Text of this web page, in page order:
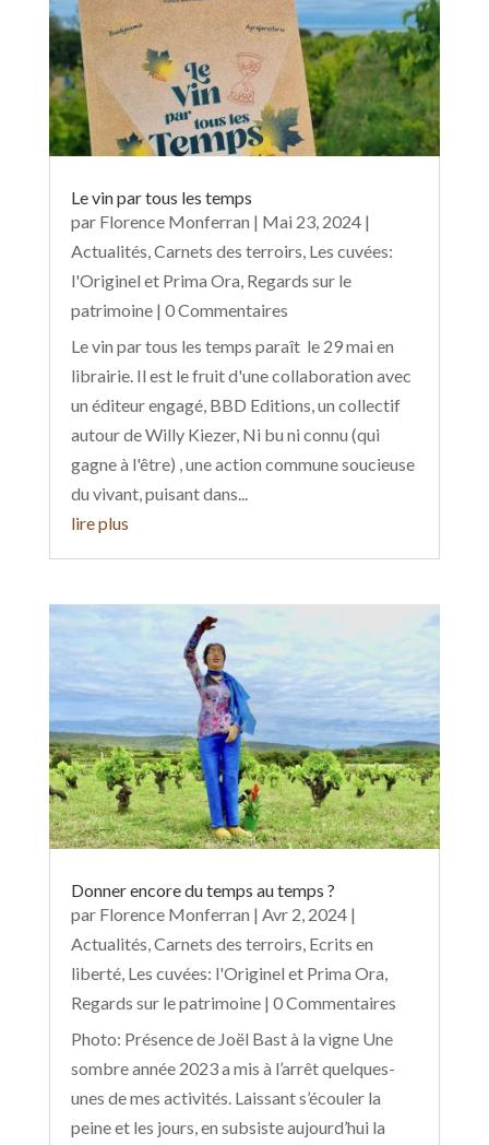
Le vin par tous les temps
par Florence Monferran | Mai 23, 2024|
Actualités Carnets des terroirs Les cuvées:
l'Originel et Prima Ora Regards sur le
patrimoine| 0 Commentaires
Le vin par tous les temps paraît le 29 mai en
librairie. Il est le fruit d'une collaboration avec
un éditeur engagé, BBD Editions, un collectif
autour de Willy Kiezer, Ni bu ni connu (qui
gagne à l'être) , une action commune soucieuse
du vivant, puisant dans...
lire plus
Donner encore du temps au temps ?
par Florence Monferran | Avr 2, 2024|
Actualités Carnets des terroirs Ecrits en
liberté, Les cuvées: l'Originel et Prima Ora
Regards sur le patrimoine| 0 Commentaires
Photo: Présence de Joël Bast à la vigne Une
sombre année 2023 a mis à l’arrêt quelques-
unes de mes activités. Laissant s’écouler la
peine et les jours, en subsiste aujourd’hui la